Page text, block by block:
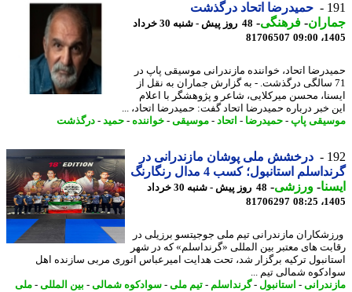
حمیدرضا اتحاد درگذشت
- فرهنگی-
48 روز پیش - شنبه 30 خرداد
81706507
اتحاد، خواننده مازندرانی موسیقی پاپ در
سالگی درگذشت. - به گزارش جماران به نقل از
محسن میرکلایی، شاعر و پژوهشگر با اعلام
خبر درباره حمیدرضا اتحاد گفت: حمیدرضا اتحاد، ...
پاپ-حمیدرضا-اتحاد -موسیقی-خواننده -حمید-درگذشت
درخشش ملی پوشان مازندرانی در
استانبول؛ کسب 4 مدال رنگارنگ
-ورزشی-
48 روز پیش - شنبه 30 خرداد
81706297
مازندرانی تیم ملی جوجیتسو برزیلی در
های معتبر بین المللی «گرنداسلم» که در شهر
ترکیه برگزار شد، تحت هدایت امیرعباس انوری مربی سازنده اهل
شمالی تیم ...
- استانبول-گرنداسلم -تیم ملی -سوادکوه شمالی-بین المللی-ملی